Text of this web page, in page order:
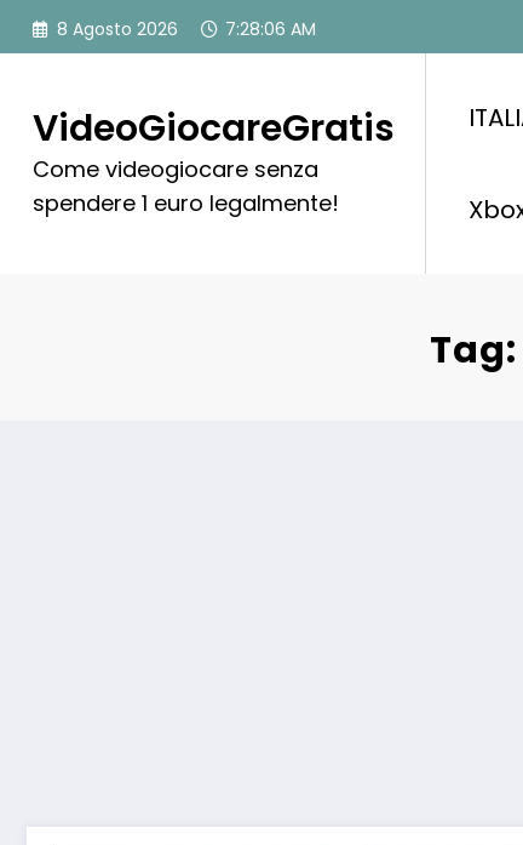
8 Agosto 2026 7:28:07 AM
VideoGiocareGratis
Come videogiocare senza
spendere 1 euro legalmente!